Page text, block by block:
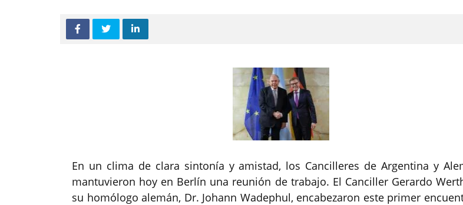
En un clima de clara sintonía y amistad, los Cancilleres de Argentina y
mantuvieron hoy en Berlín una reunión de trabajo. El Canciller Gerardo
su homólogo alemán, Dr. Johann Wadephul, encabezaron este primer